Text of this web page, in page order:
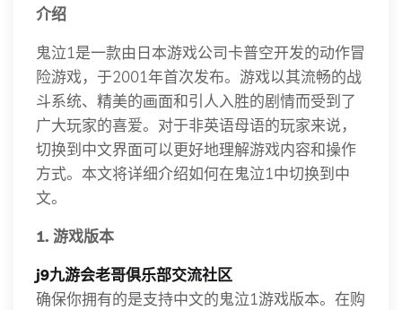
介绍
鬼泣1是一款由日本游戏公司卡普空开发的动作冒
险游戏，于2001年首次发布。游戏以其流畅的战
斗系统、精美的画面和引人入胜的剧情而受到了
广大玩家的喜爱。对于非英语母语的玩家来说，
切换到中文界面可以更好地理解游戏内容和操作
方式。本文将详细介绍如何在鬼泣1中切换到中
文。
1. 游戏版本
j9九游会老哥俱乐部交流社区
确保你拥有的是支持中文的鬼泣1游戏版本。在购